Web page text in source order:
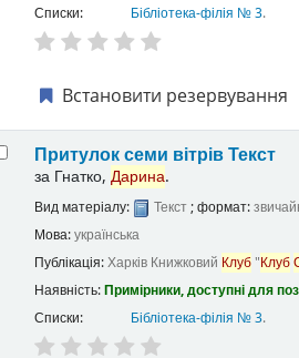
Списки:
Бібліотека-філія № 3.
Встановити резервування
Притулок семи вітрівТекст
за Гнатко, Дарина.
Вид матеріалу: Текст; формат:
Мова:українська
Публікація:Харків Книжковий Клуб"Клуб
Наявність:Примірники, доступні для
Списки:
Бібліотека-філія № 3.